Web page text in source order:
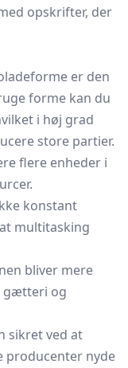
opskrifter, der
er den
forme kan du
i høj grad
store partier.
flere enheder i
konstant
multitasking
bliver mere
gætteri og
sikret ved at
producenter nyde